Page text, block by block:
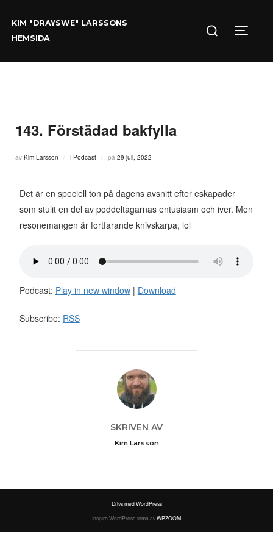
KIM "DRAYSWE" LARSSONS
HEMSIDA
efter:
Slå
143. Förstädad bakfylla
av Kim Larsson i Podcast på Publicerat
29 juli, 2022
Det är en speciell ton på dagens avsnitt efter eskapader
som stulit en del av poddeltagarnas entusiasm och iver. Men
resonemangen är fortfarande knivskarpa, lol
Podcast: Play in new window| Download
Subscribe: RSS
INLÄGGSFÖRFATTARE
SKRIVEN AV
Kim Larsson
Drivs med WordPress
Inspiro WordPress-tema avWPZOOM